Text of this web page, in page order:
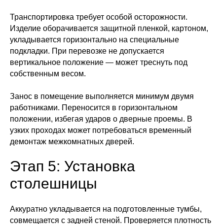
Транспортировка требует особой осторожности.
Изделие оборачивается защитной пленкой, картоном,
укладывается горизонтально на специальные
подкладки. При перевозке не допускается
вертикальное положение — может треснуть под
собственным весом.
Занос в помещение выполняется минимум двумя
работниками. Переносится в горизонтальном
положении, избегая ударов о дверные проемы. В
узких проходах может потребоваться временный
демонтаж межкомнатных дверей.
Этап 5: Установка
столешницы
Аккуратно укладывается на подготовленные тумбы,
совмещается с задней стеной. Проверяется плотность